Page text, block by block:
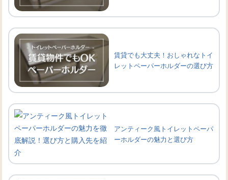
賃貸でも大丈夫！おしゃれなトイ
レットペーパーホルダーの選び方
アンティーク風トイレットペーパ
ーホルダーの魅力と選び方